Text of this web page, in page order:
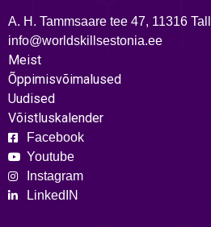
A. H. Tammsaare tee 47, 11316
info@worldskillsestonia.ee
Meist
Õppimisvõimalused
Uudised
Võistluskalender
Facebook
Youtube
Instagram
LinkedIN